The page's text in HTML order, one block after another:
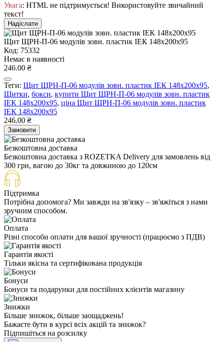
Увага: HTML не підтримується! Використовуйте звичайний
текст!
Надіслати
Щит ЩРН-П-06 модулів зовн. пластик ІЕК 148х200х95
Код: 75332
Немає в наявності
246.00 ₴
Теги: Щит ЩРН-П-06 модулів зовн. пластик ІЕК 148х200х95,
Щитки, бокси, купити Щит ЩРН-П-06 модулів зовн. пластик
ІЕК 148х200х95, ціна Щит ЩРН-П-06 модулів зовн. пластик
ІЕК 148х200х95
246.00 ₴
Замовити
Безкоштовна доставка
Безкоштовна доставка з ROZETKA Delivery для замовлень від
300 грн, вагою до 30кг та довжиною до 120см
Підтримка
Потрібна допомога? Ми завжди на зв'язку – зв'яжіться з нами
зручним способом.
Оплата
Різні способи оплати для вашої зручності (працюємо з ПДВ)
Гарантія якості
Тільки якісна та сертифікована продукція
Бонуси
Бонуси та подарунки для постійних клієнтів магазину
Знижки
Більше знижок, більше заощаджень!
Бажаєте бути в курсі всіх акцій та знижок?
Підпишіться на розсилку